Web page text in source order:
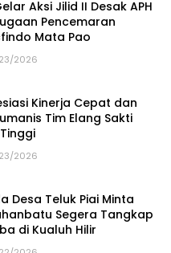
Aksi Jilid II Desak APH
Pencemaran
Mata Pao
2026
Kinerja Cepat dan
Tim Elang Sakti
2026
Desa Teluk Piai Minta
Segera Tangkap
di Kualuh Hilir